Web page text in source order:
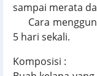
sampai merata
Cara
5 hari sekali.
Komposisi :